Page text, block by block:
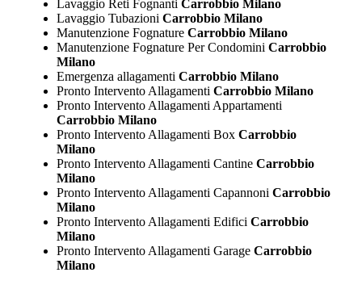
Lavaggio Reti Fognanti Carrobbio Milano
Lavaggio Tubazioni Carrobbio Milano
Manutenzione FognatureCarrobbio Milano
Manutenzione Fognature Per Condomini Carrobbio
Milano
Emergenza allagamenti Carrobbio Milano
Pronto Intervento Allagamenti Carrobbio Milano
Pronto Intervento Allagamenti Appartamenti
Carrobbio Milano
Pronto Intervento Allagamenti BoxCarrobbio
Milano
Pronto Intervento Allagamenti CantineCarrobbio
Milano
Pronto Intervento Allagamenti Capannoni Carrobbio
Milano
Pronto Intervento Allagamenti Edifici Carrobbio
Milano
Pronto Intervento Allagamenti GarageCarrobbio
Milano